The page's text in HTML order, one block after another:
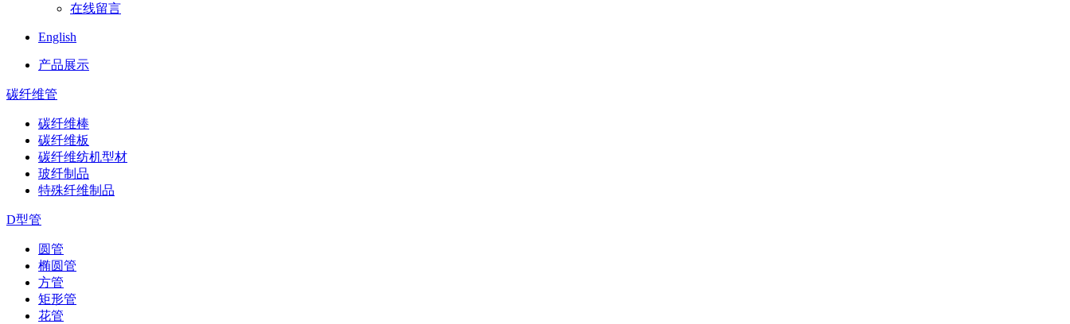
在线留言
English
产品展示
碳纤维管
碳纤维棒
碳纤维板
碳纤维纺机型材
玻纤制品
特殊纤维制品
D型管
圆管
椭圆管
方管
矩形管
花管